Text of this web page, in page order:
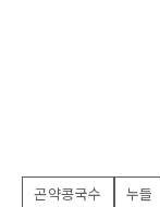
곤약콩국수 누들